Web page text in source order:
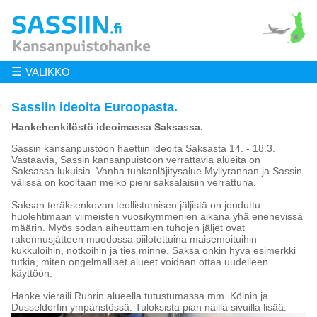
☰ VALIKKO
Sassiin ideoita Euroopasta.
Hankehenkilöstö ideoimassa Saksassa.
Sassin kansanpuistoon haettiin ideoita Saksasta 14. - 18.3.
Vastaavia, Sassin kansanpuistoon verrattavia alueita on
Saksassa lukuisia. Vanha tuhkanläjitysalue Myllyrannan ja Sassin
välissä on kooltaan melko pieni saksalaisiin verrattuna.
Saksan teräksenkovan teollistumisen jäljistä on jouduttu
huolehtimaan viimeisten vuosikymmenien aikana yhä enenevissä
määrin. Myös sodan aiheuttamien tuhojen jäljet ovat
rakennusjätteen muodossa piilotettuina maisemoituihin
kukkuloihin, notkoihin ja ties minne. Saksa onkin hyvä esimerkki
tutkia, miten ongelmalliset alueet voidaan ottaa uudelleen
käyttöön.
Hanke vieraili Ruhrin alueella tutustumassa mm. Kölnin ja
Dusseldorfin ympäristössä. Tuloksista pian näillä sivuilla lisää.